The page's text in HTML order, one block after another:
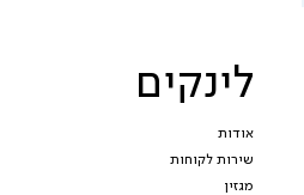
לינקים
אודות
שירות לקוחות
מגזין